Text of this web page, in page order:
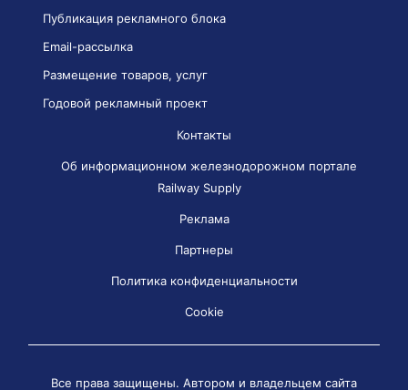
Публикация рекламного блока
Email-рассылка
Размещение товаров, услуг
Годовой рекламный проект
Контакты
Об информационном железнодорожном портале
Railway Supply
Реклама
Партнеры
Политика конфиденциальности
Cookie
Все права защищены. Автором и владельцем сайта